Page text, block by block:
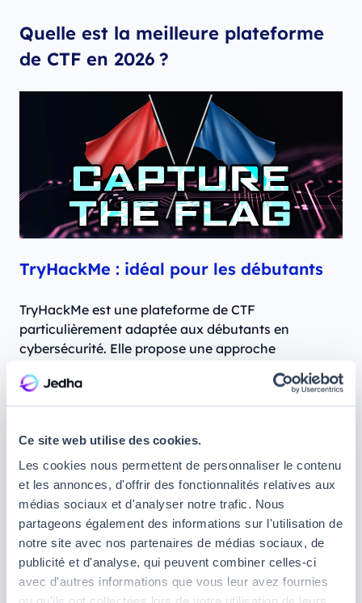
Ce site web utilise des cookies.
Les cookies nous permettent de personnaliser le contenu
et les annonces, d'offrir des fonctionnalités relatives aux
médias sociaux et d'analyser notre trafic. Nous
partageons également des informations sur l'utilisation de
notre site avec nos partenaires de médias sociaux, de
publicité et d'analyse, qui peuvent combiner celles-ci
avec d'autres informations que vous leur avez fournies
Quelle est la meilleure plateforme
de CTF en 2026 ?
TryHackMe : idéal pour les débutants
TryHackMe est une plateforme de CTF
particulièrement adaptée aux débutants en
cybersécurité. Elle propose une approche
d’apprentissage structurés et des laboratoires
interactifs.
L’une des forces de TryHackMe réside dans ses
explications détaillées et accessibles, ce qui en fait
une ressource précieuse pour ceux qui découvrent
le domaine. De plus, la plateforme offre des défis
CTF pratiques, où les participants peuvent
appliquer leurs connaissances dans un
environnement réaliste.
Root-me : incontournable quel que soit